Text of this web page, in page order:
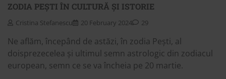
ZODIA PEȘTI ÎN CULTURĂ ȘI ISTORIE
Cristina Stefanescu 20 February 2024 29
Ne aflăm, începând de astăzi, în zodia Pești, al
doisprezecelea și ultimul semn astrologic din zodiacul
european, semn ce se va încheia pe 20 martie.